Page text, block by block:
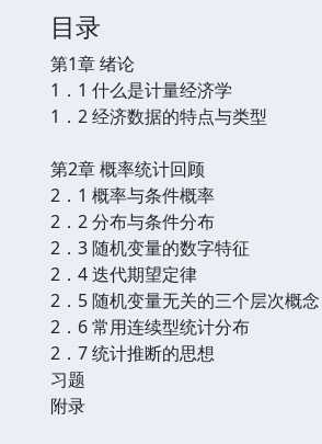
目录
第1章 绪论
1．1 什么是计量经济学
1．2 经济数据的特点与类型
第2章 概率统计回顾
2．1 概率与条件概率
2．2 分布与条件分布
2．3 随机变量的数字特征
2．4 迭代期望定律
2．5 随机变量无关的三个层次概念
2．6 常用连续型统计分布
2．7 统计推断的思想
习题
附录